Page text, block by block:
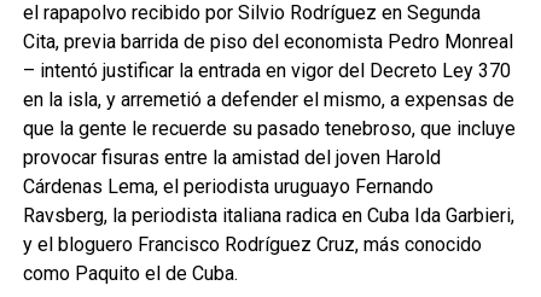
el rapapolvo recibido por Silvio Rodríguez en Segunda
Cita, previa barrida de piso del economista Pedro Monreal
– intentó justificar la entrada en vigor del Decreto Ley 370
en la isla, y arremetió a defender el mismo, a expensas de
que la gente le recuerde su pasado tenebroso, que incluye
provocar fisuras entre la amistad del joven Harold
Cárdenas Lema, el periodista uruguayo Fernando
Ravsberg, la periodista italiana radica en Cuba Ida Garbieri,
y el bloguero Francisco Rodríguez Cruz, más conocido
como Paquito el de Cuba.